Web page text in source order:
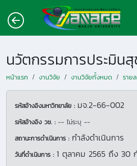
หน้าแรก งานวิจัย งานวิจัยทั้งหมด ราย
รหัสอ้างอิงมหาวิทยาลัย : มจ.2-66-002
รหัสอ้างอิง วช. : -- ไม่ระบุ --
สถานะการดำเนินการ : กำลังดำเนินการ
วันที่ดำเนินการ : 1 ตุลาคม 2565 ถึง 30